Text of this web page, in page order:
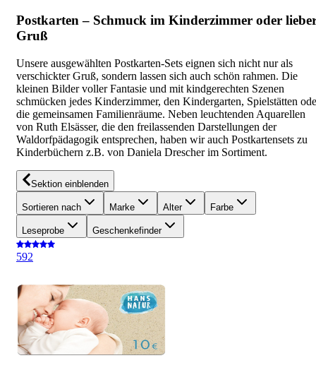
Postkarten – Schmuck im Kinderzimmer oder
Gruß
Unsere ausgewählten Postkarten-Sets eignen sich nicht nur als
verschickter Gruß, sondern lassen sich auch schön rahmen. Die
kleinen Bilder voller Fantasie und mit kindgerechten Szenen
schmücken jedes Kinderzimmer, den Kindergarten, Spielstätten
die gemeinsamen Familienräume. Neben leuchtenden Aquarellen
von Ruth Elsässer, die den freilassenden Darstellungen der
Waldorfpädagogik entsprechen, haben wir auch Postkartensets zu
Kinderbüchern z.B. von Daniela Drescher im Sortiment.
Sektion einblenden
Sortieren nach Marke Alter Farbe
Leseprobe Geschenkefinder
592